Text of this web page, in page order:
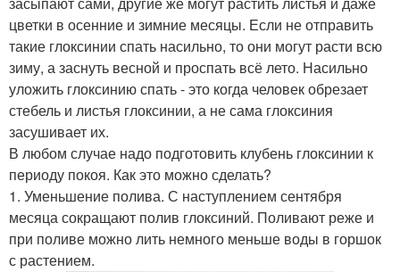
цветки в осенние и зимние месяцы. Если не отправить
такие глоксинии спать насильно, то они могут расти всю
зиму, а заснуть весной и проспать всё лето. Насильно
уложить глоксинию спать - это когда человек обрезает
стебель и листья глоксинии, а не сама глоксиния
засушивает их.
В любом случае надо подготовить клубень глоксинии к
периоду покоя. Как это можно сделать?
1. Уменьшение полива. С наступлением сентября
месяца сокращают полив глоксиний. Поливают реже и
при поливе можно лить немного меньше воды в горшок
с растением.